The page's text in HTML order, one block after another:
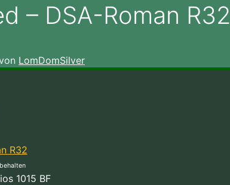
– DSA-Roman R32
LomDomSilver
1015 BF